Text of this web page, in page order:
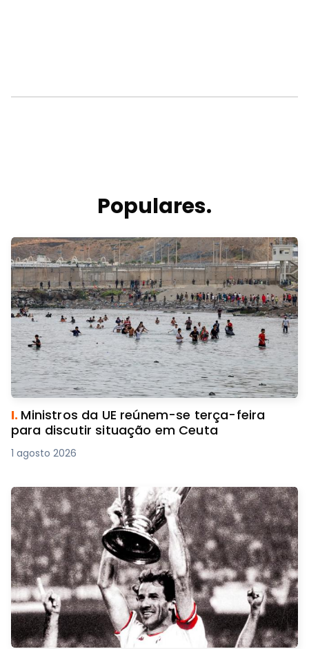
Populares.
I. Ministros da UE reúnem-se terça-feira
para discutir situação em Ceuta
1 agosto 2026